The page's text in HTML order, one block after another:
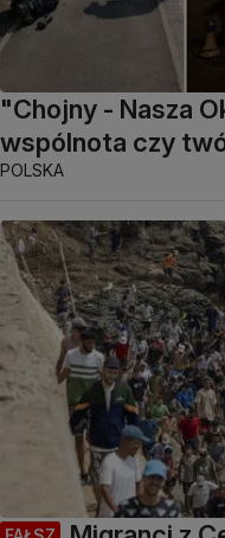
"Chojny - Nasza
wspólnota czy
POLSKA